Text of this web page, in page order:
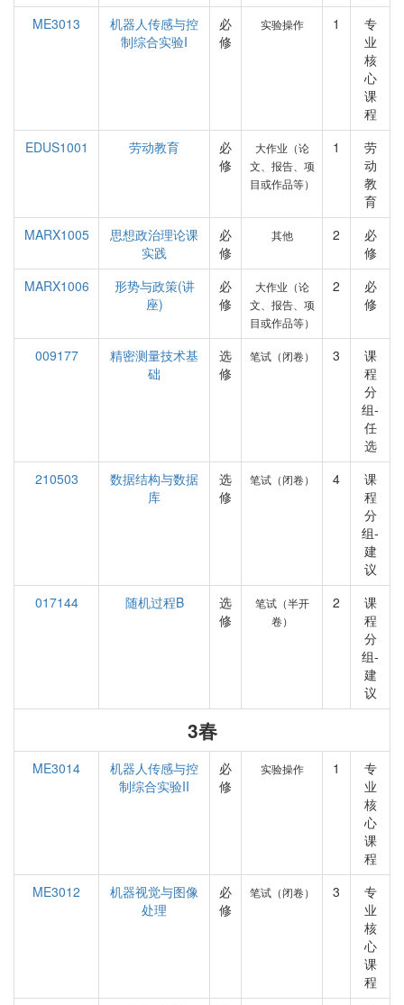
ME3013
机器人传感与控
制综合实验I
必
修
实验操作 1
专
业
核
心
课
程
EDUS1001
劳动教育
必
修
大作业（论
文、报告、项
目或作品等）
1
劳
动
教
育
MARX1005
思想政治理论课
实践
必
修
其他 2
必
修
MARX1006
形势与政策(讲
座)
必
修
大作业（论
文、报告、项
目或作品等）
2
必
修
009177
精密测量技术基
础
选
修
笔试（闭卷） 3
课
程
分
组-
任
选
210503
数据结构与数据
库
选
修
笔试（闭卷） 4
课
程
分
组-
建
议
017144
随机过程B
选
修
笔试（半开
卷）
2
课
程
分
组-
建
议
3春
ME3014
机器人传感与控
制综合实验II
必
修
实验操作 1
专
业
核
心
课
程
ME3012
机器视觉与图像
处理
必
修
笔试（闭卷） 3
专
业
核
心
课
程